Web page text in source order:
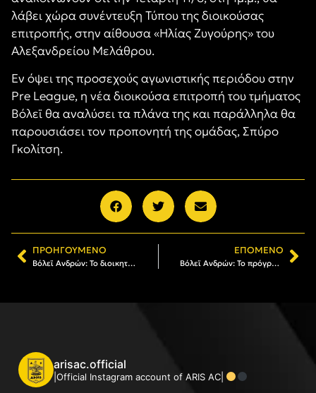
λάβει χώρα συνέντευξη Τύπου της διοικούσας
επιτροπής, στην αίθουσα «Ηλίας Ζυγούρης» του
Αλεξανδρείου Μελάθρου.
Εν όψει της προσεχούς αγωνιστικής περιόδου στην
Pre League, η νέα διοικούσα επιτροπή του τμήματος
Βόλεϊ θα αναλύσει τα πλάνα της και παράλληλα θα
παρουσιάσει τον προπονητή της ομάδας, Σπύρο
Γκολίτση.
ΠΡΟΗΓΟΎΜΕΝΟ
Βόλεϊ Ανδρών: Το διοικητικό και τεχνικό οργανόγραμμα του ΑΡΗ
ΕΠΌΜΕΝΟ
Βόλεϊ Ανδρών: Το πρόγραμμα του ΑΡΗ στην Pre League
arisac.official
|Official Instagram account of ARIS AC|